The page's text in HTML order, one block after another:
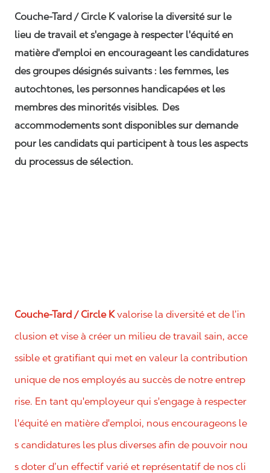
Couche-Tard / Circle K valorise la diversité sur le
lieu de travail et s'engage à respecter l'équité en
matière d'emploi en encourageant les candidatures
des groupes désignés suivants : les femmes, les
autochtones, les personnes handicapées et les
membres des minorités visibles. Des
accommodements sont disponibles sur demande
pour les candidats qui participent à tous les aspects
du processus de sélection.
Couche-Tard / Circle Kvalorise la diversité et de l’in
clusion et vise à créer un milieu de travail sain, acce
ssible et gratifiant qui met en valeur la contribution
unique de nos employés au succès de notre entrep
rise. En tant qu'employeur qui s'engage à respecter
l'équité en matière d'emploi, nous encourageons le
s candidatures les plus diverses afin de pouvoir nou
s doter d’un effectif varié et représentatif de nos cli